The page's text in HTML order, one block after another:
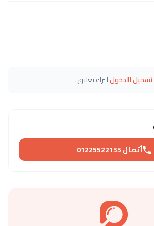
تسجيل الدخوللترك تعليق.
أتصال 01225522155